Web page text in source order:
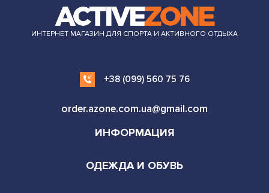
ИНТЕРНЕТ МАГАЗИН ДЛЯ СПОРТА И АКТИВНОГО ОТДЫХА
+38 (099) 560 75 76
order.azone.com.ua@gmail.com
ИНФОРМАЦИЯ
ОДЕЖДА И ОБУВЬ